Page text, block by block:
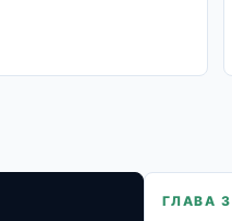
ГЛАВА 3